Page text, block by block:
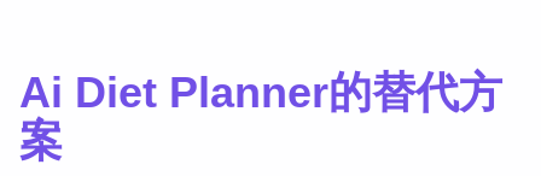
Ai Diet Planner的替代方
案